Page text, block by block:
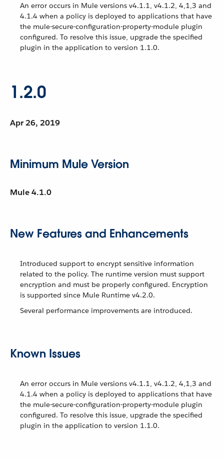
An error occurs in Mule versions v4.1.1, v4.1.2, 4,1,3 and
4.1.4 when a policy is deployed to applications that have
the mule-secure-configuration-property-module plugin
configured. To resolve this issue, upgrade the specified
plugin in the application to version 1.1.0.
1.2.0
Apr 26, 2019
Minimum Mule Version
Mule 4.1.0
New Features and Enhancements
Introduced support to encrypt sensitive information
related to the policy. The runtime version must support
encryption and must be properly configured. Encryption
is supported since Mule Runtime v4.2.0.
Several performance improvements are introduced.
Known Issues
An error occurs in Mule versions v4.1.1, v4.1.2, 4,1,3 and
4.1.4 when a policy is deployed to applications that have
the mule-secure-configuration-property-module plugin
configured. To resolve this issue, upgrade the specified
plugin in the application to version 1.1.0.